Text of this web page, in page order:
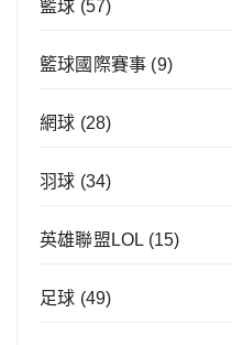
籃球 (57)
籃球國際賽事 (9)
網球 (28)
羽球 (34)
英雄聯盟LOL (15)
足球 (49)